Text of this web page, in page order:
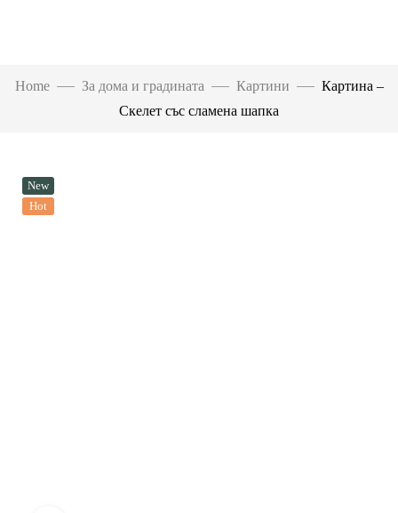
Home За дома и градината Картини
Картина –
Скелет със сламена шапка
New
Hot